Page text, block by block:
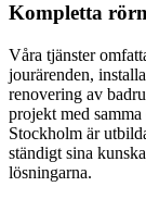
Kompletta
Våra tjänster
jourärenden,
renovering av
projekt med
Stockholm är
ständigt sina
lösningarna.